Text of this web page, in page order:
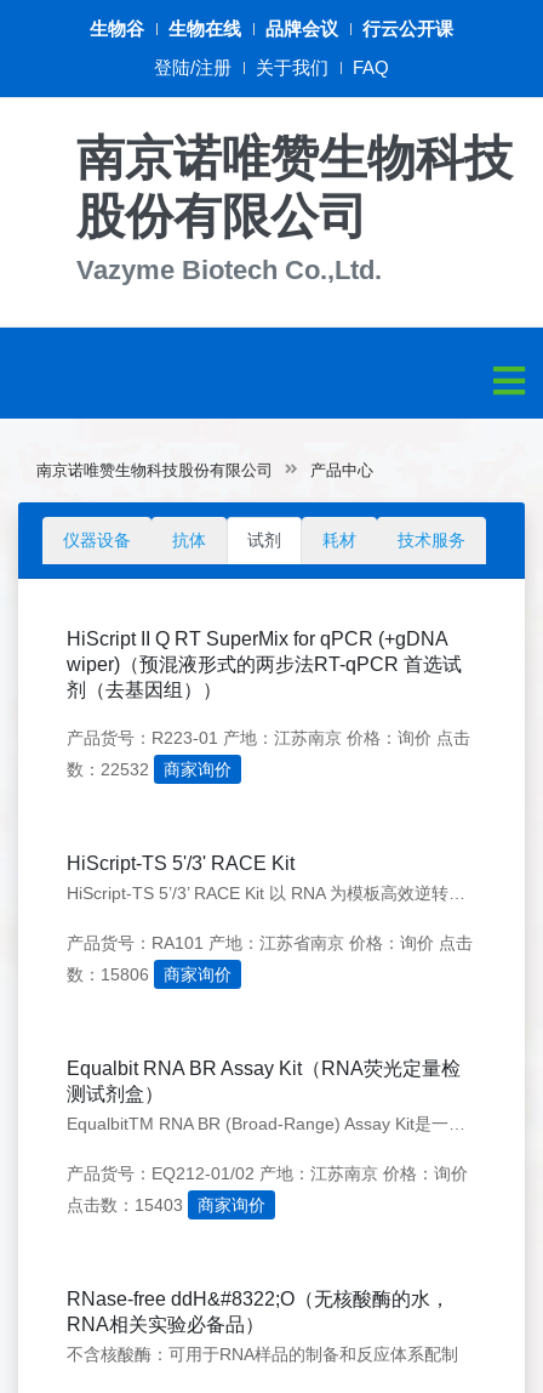
生物谷 生物在线 品牌会议
行云公开课
登陆/注册
关于我们 FAQ
南京诺唯赞生物科技
股份有限公司
Vazyme Biotech Co.,Ltd.
南京诺唯赞生物科技股份有限公司 产品中心
仪器设备 抗体 试剂 耗材 技术服务
HiScript II Q RT SuperMix for qPCR (+gDNA
wiper)（预混液形式的两步法RT-qPCR 首选试
剂（去基因组））
产品货号：R223-01 产地：江苏南京 价格：询价 点击
数：22532
商家询价
HiScript-TS 5'/3' RACE Kit
产品货号：RA101 产地：江苏省南京 价格：询价 点击
数：15806
商家询价
Equalbit RNA BR Assay Kit（RNA荧光定量检
测试剂盒）
产品货号：EQ212-01/02 产地：江苏南京 价格：询价
点击数：15403
商家询价
RNase-free ddH&#8322;O（无核酸酶的水，
RNA相关实验必备品）
不含核酸酶：可用于RNA样品的制备和反应体系配制